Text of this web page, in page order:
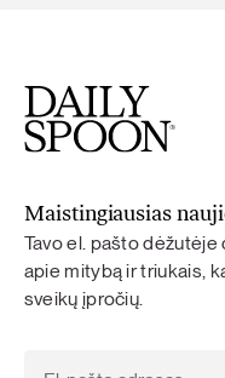
Maistingiausias
Tavo el. pašto
apie mitybą ir triukais,
sveikų įpročių.